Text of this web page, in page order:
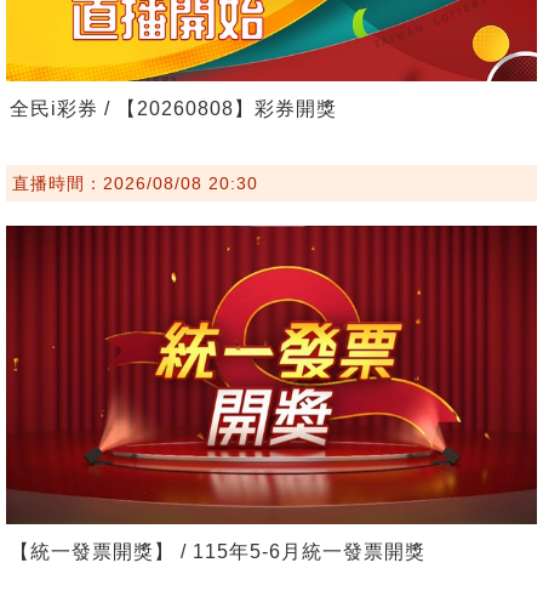
全民i彩券 / 【20260808】彩券開獎
直播時間：2026/08/08 20:30
【統一發票開獎】 / 115年5-6月統一發票開獎